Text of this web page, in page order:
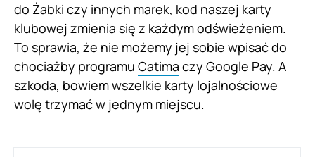
do Żabki czy innych marek, kod naszej karty
klubowej zmienia się z każdym odświeżeniem.
To sprawia, że nie możemy jej sobie wpisać do
chociażby programu Catima czy Google Pay. A
szkoda, bowiem wszelkie karty lojalnościowe
wolę trzymać w jednym miejscu.